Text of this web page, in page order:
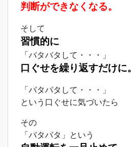
判断ができなくなる。
そして
習慣的に
「バタバタして・・・」
口ぐせを繰り返すだけに。
「バタバタして・・・」
という口ぐせに気づいたら
その
「バタバタ」という